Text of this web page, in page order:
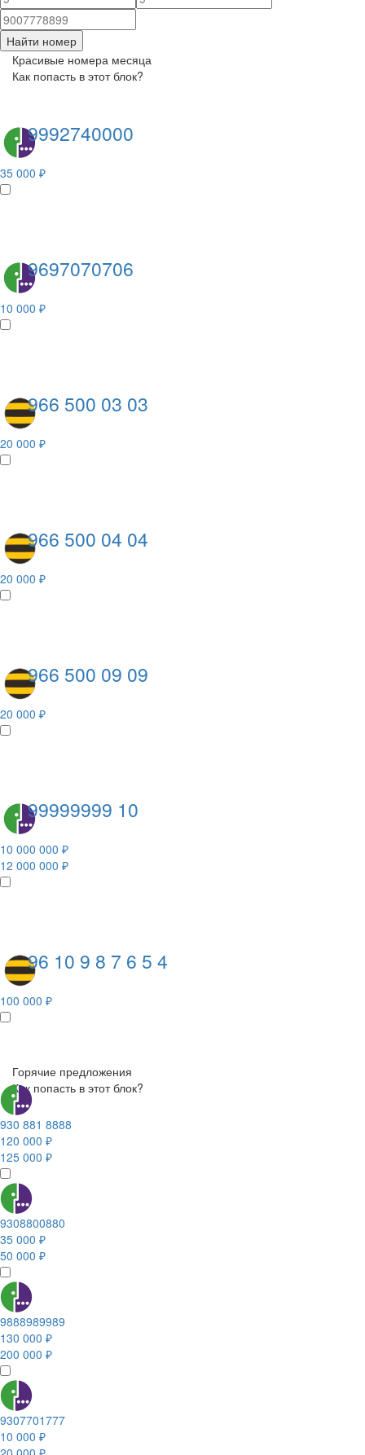
Найти номер
Красивые номера месяца
Как попасть в этот блок?
9992740000
35 000 ₽
9697070706
10 000 ₽
966 500 03 03
20 000 ₽
966 500 04 04
20 000 ₽
966 500 09 09
20 000 ₽
99999999 10
10 000 000 ₽
12 000 000 ₽
96 10 9 8 7 6 5 4
100 000 ₽
Горячие предложения
Как попасть в этот блок?
930 881 8888
120 000 ₽
125 000 ₽
9308800880
35 000 ₽
50 000 ₽
9888989989
130 000 ₽
200 000 ₽
9307701777
10 000 ₽